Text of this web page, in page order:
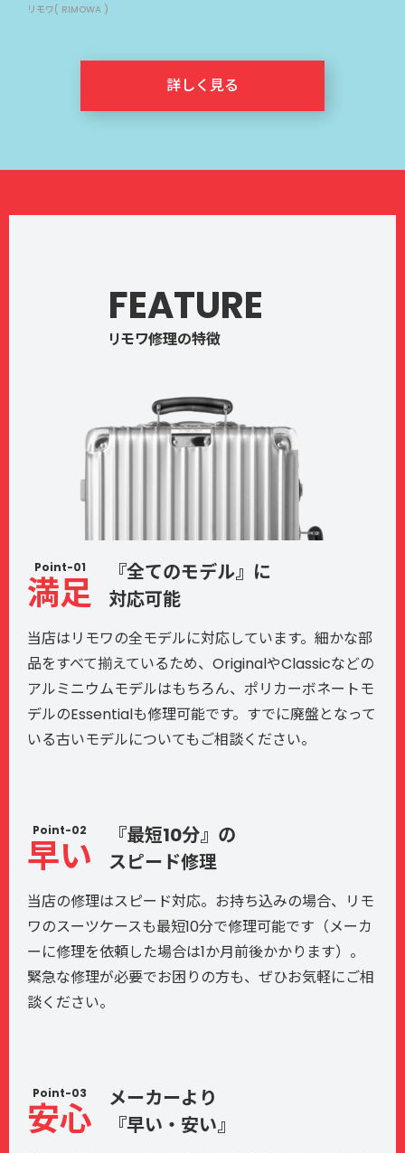
リモワ( RIMOWA )
詳しく見る
FEATURE
リモワ修理の特徴
Point-01
満足
『全てのモデル』に
対応可能
当店はリモワの全モデルに対応しています。細かな部
品をすべて揃えているため、OriginalやClassicなどの
アルミニウムモデルはもちろん、ポリカーボネートモ
デルのEssentialも修理可能です。すでに廃盤となって
いる古いモデルについてもご相談ください。
Point-02
早い
『最短10分』の
スピード修理
当店の修理はスピード対応。お持ち込みの場合、リモ
ワのスーツケースも最短10分で修理可能です（メーカ
ーに修理を依頼した場合は1か月前後かかります）。
緊急な修理が必要でお困りの方も、ぜひお気軽にご相
談ください。
Point-03
安心
メーカーより
『早い・安い』